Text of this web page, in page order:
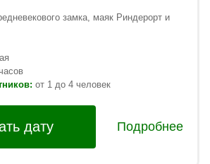
замка, маяк Риндерорт и
от 1 до 4 человек
дату Подробнее